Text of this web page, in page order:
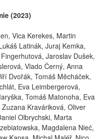
(2023)
Vica Kerekes, Martin
Latinák, Juraj Kemka,
Jaroslav Dušek,
Vlado Černý, Anna
Dvořák, Tomáš Měcháček,
Eva Leimbergerová,
Tomáš Matonoha, Eva
Kraváriková, Oliver
Olbrychski, Marta
Magdalena Nieć,